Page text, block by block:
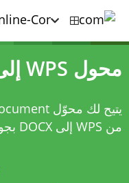
محول WPS إلى DOCX
من WPS إلى DOCX بجودة عالية.